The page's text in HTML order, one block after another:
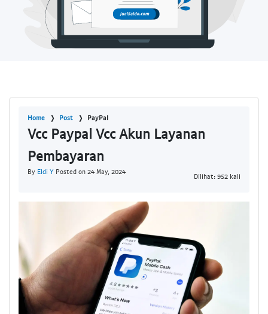
Home Post PayPal
Vcc Paypal Vcc Akun Layanan
Pembayaran
By Eldi Y Posted on 24 May, 2024
Dilihat: 952 kali